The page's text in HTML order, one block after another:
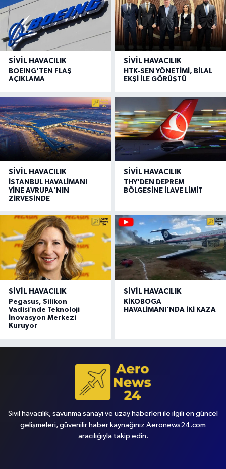
SIVIL HAVACILIK
BOEING'TEN FLAŞ
AÇIKLAMA
SIVIL HAVACILIK
HTK-SEN YÖNETİMİ, BİLAL
EKŞİ İLE GÖRÜŞTÜ
SIVIL HAVACILIK
İSTANBUL HAVALİMANI
YİNE AVRUPA'NIN
ZİRVESİNDE
SIVIL HAVACILIK
THY'DEN DEPREM
BÖLGESİNE İLAVE LİMİT
SIVIL HAVACILIK
Pegasus, Silikon
Vadisi’nde Teknoloji
İnovasyon Merkezi
Kuruyor
SIVIL HAVACILIK
KİKOBOGA
HAVALİMANI'NDA İKİ KAZA
Sivil havacılık, savunma sanayi ve uzay haberleri ile ilgili en güncel
gelişmeleri, güvenilir haber kaynağınız Aeronews24.com
aracılığıyla takip edin.